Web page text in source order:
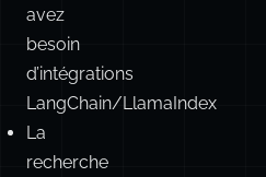
bases
de
connaissances
IA
Vous
avez